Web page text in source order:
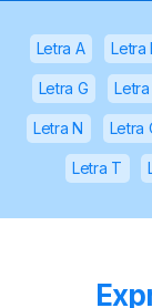
Letra A Letra
Letra G Letra
Letra N Letra
Letra T